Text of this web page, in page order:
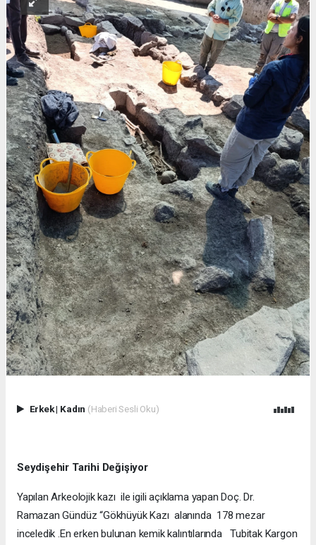
Erkek| Kadın (Haberi Sesli Oku)
Seydişehir Tarihi Değişiyor
Yapılan Arkeolojik kazı ile igili açıklama yapan Doç. Dr.
Ramazan Gündüz “Gökhüyük Kazı alanında 178 mezar
inceledik .En erken bulunan kemik kalıntılarında Tubitak Kargon